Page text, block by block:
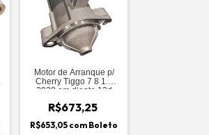
Motor de Arranque p/
Cherry Tiggo 7 8 1.6
2020 em diante 13d
R$673,25
R$653,05 com Boleto